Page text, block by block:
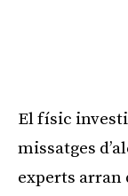
El físic
missatges
experts arran